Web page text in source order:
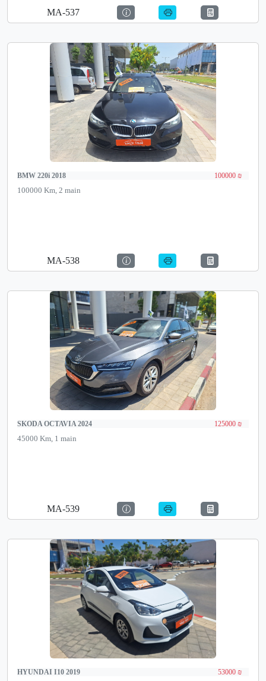
MA-537
BMW 220i 2018 100000 ₪
100000 Km, 2 main
MA-538
SKODA OCTAVIA 2024 125000 ₪
45000 Km, 1 main
MA-539
HYUNDAI I10 2019 53000 ₪